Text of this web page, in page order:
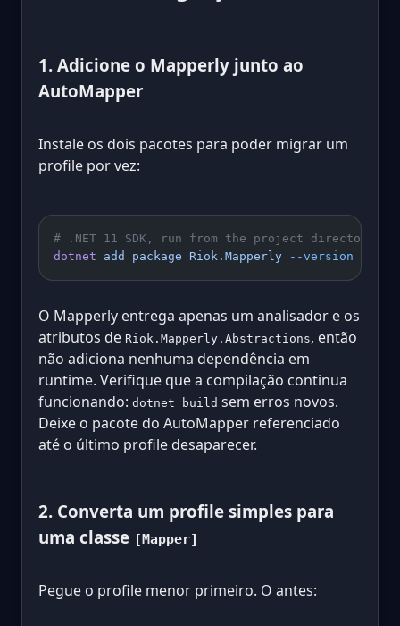
1. Adicione o Mapperly junto ao
AutoMapper
Instale os dois pacotes para poder migrar um
profile por vez:
# .NET 11 SDK, run from the project directory
dotnet add package Riok.Mapperly --version
O Mapperly entrega apenas um analisador e os
atributos de Riok.Mapperly.Abstractions, então
não adiciona nenhuma dependência em
runtime. Verifique que a compilação continua
funcionando: dotnet build sem erros novos.
Deixe o pacote do AutoMapper referenciado
até o último profile desaparecer.
2. Converta um profile simples para
uma classe [Mapper]
Pegue o profile menor primeiro. O antes: